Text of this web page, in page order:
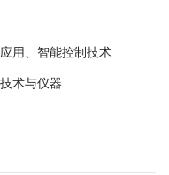
用、智能控制技术
术与仪器